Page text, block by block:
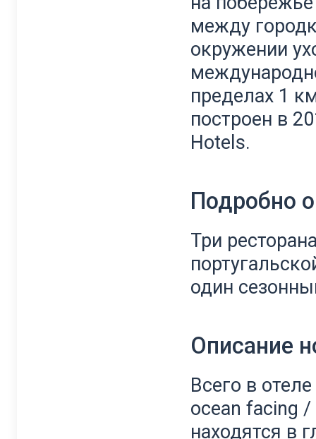
между
окружении
пределах 1
построен в
Hotels.
Подробно
Три
один
Описание
Всего в
ocean facing
находятся в